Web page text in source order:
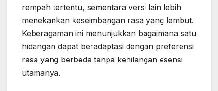
rempah tertentu, sementara versi lain lebih
menekankan keseimbangan rasa yang lembut.
Keberagaman ini menunjukkan bagaimana satu
hidangan dapat beradaptasi dengan preferensi
rasa yang berbeda tanpa kehilangan esensi
utamanya.